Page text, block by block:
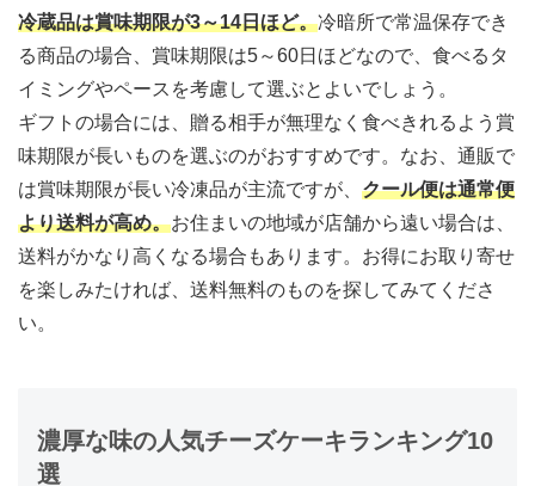
冷蔵品は賞味期限が3～14日ほど。冷暗所で常温保存でき
る商品の場合、賞味期限は5～60日ほどなので、食べるタ
イミングやペースを考慮して選ぶとよいでしょう。
ギフトの場合には、贈る相手が無理なく食べきれるよう賞
味期限が長いものを選ぶのがおすすめです。なお、通販で
は賞味期限が長い冷凍品が主流ですが、 クール便は通常便
より送料が高め。お住まいの地域が店舗から遠い場合は、
送料がかなり高くなる場合もあります。お得にお取り寄せ
を楽しみたければ、送料無料のものを探してみてくださ
い。
濃厚な味の人気チーズケーキランキング10
選